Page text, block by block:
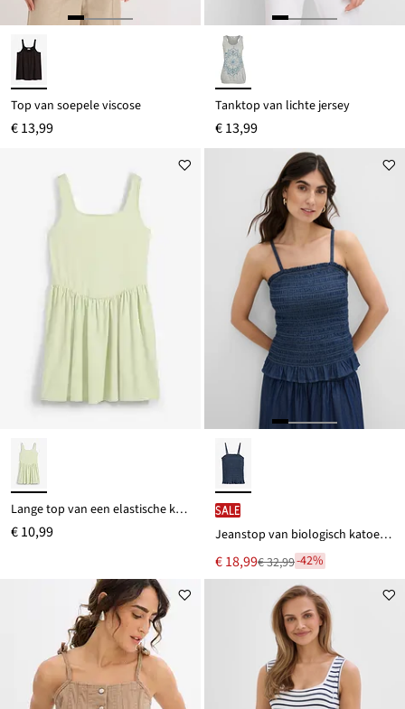
Top van soepele viscose
€ 13,99
Tanktop van lichte jersey
€ 13,99
Lange top van een elastische katoenmix
€ 10,99
SALE
Jeanstop van biologisch katoen met spaghettibandjes
Nu
voor
€ 18,99
Van € 32,99-42%